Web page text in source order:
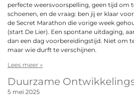
perfecte weersvoorspelling, geen tijd om
schoenen, en de vraag: ben jij er klaar
de Secret Marathon die vorige week
(start De Lier). Een spontane uitdaging,
dan een dag voorbereidingstijd. Niet om
maar wie durft te verschijnen.
Lees meer »
Duurzame
5 mei 2025